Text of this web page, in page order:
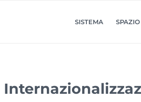
SISTEMA